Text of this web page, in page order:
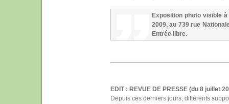
Exposition photo visible
2009, au 739 rue
Entrée libre.
EDIT : REVUE DE PRESSE (du 8 juillet
Depuis ces derniers jours, différents